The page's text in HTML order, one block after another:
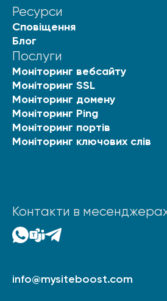
Ресурси
Сповіщення
Блог
Послуги
Моніторинг вебсайту
Моніторинг SSL
Моніторинг домену
Моніторинг Ping
Моніторинг портів
Моніторинг ключових слів
Контакти в
info@mysiteboost.com